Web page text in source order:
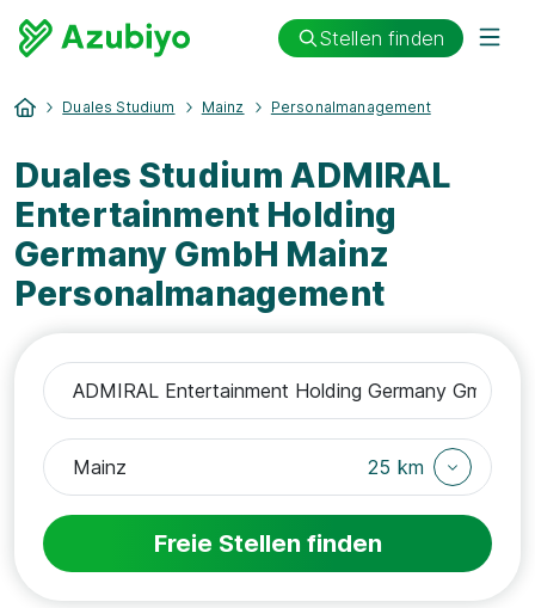
Stellen finden
Duales Studium Mainz Personalmanagement
Duales Studium ADMIRAL
Entertainment Holding
Germany GmbH Mainz
Personalmanagement
25 km
Freie Stellen finden